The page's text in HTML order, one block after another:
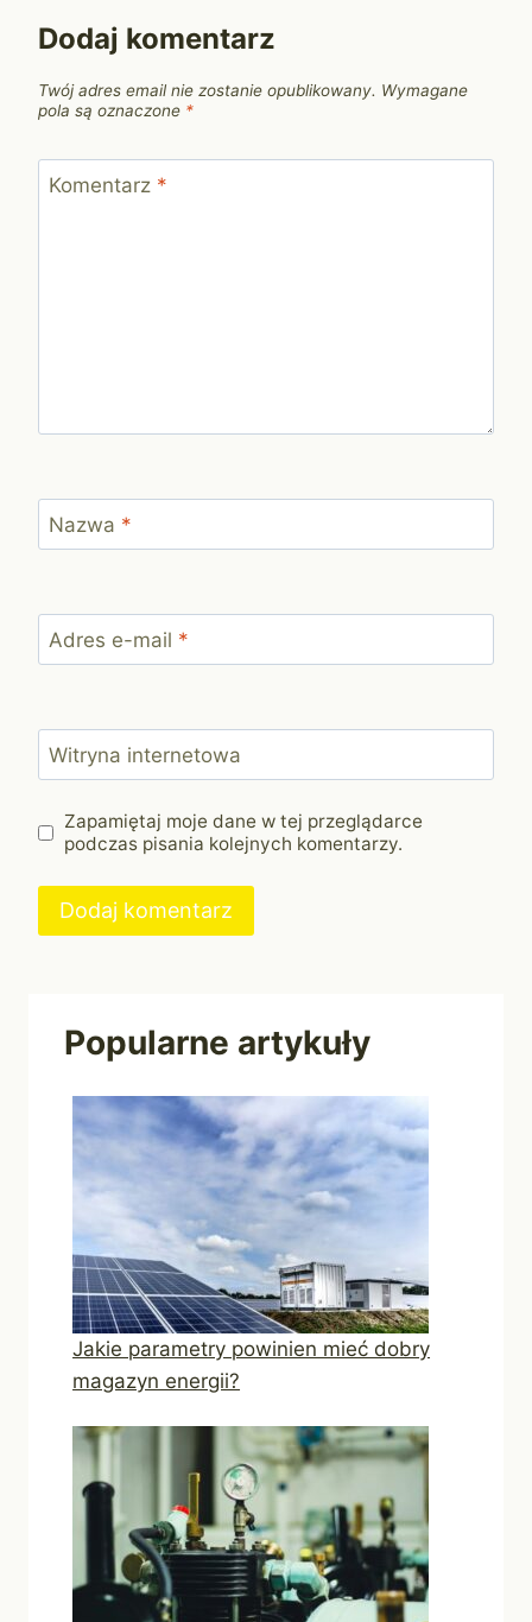
Dodaj komentarz
Twój adres email nie zostanie opublikowany. Wymagane
pola są oznaczone *
Komentarz *
Nazwa *
Adres e-mail *
Witryna internetowa
Zapamiętaj moje dane w tej przeglądarce
podczas pisania kolejnych komentarzy.
Popularne artykuły
Jakie parametry powinien mieć dobry
magazyn energii?